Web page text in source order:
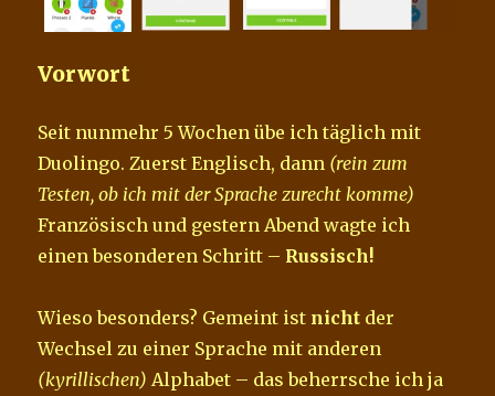
Vorwort
Seit nunmehr 5 Wochen übe ich täglich mit
Duolingo. Zuerst Englisch, dann (rein zum
Testen, ob ich mit der Sprache zurecht komme)
Französisch und gestern Abend wagte ich
einen besonderen Schritt – Russisch!
Wieso besonders? Gemeint ist nicht der
Wechsel zu einer Sprache mit anderen
(kyrillischen) Alphabet – das beherrsche ich ja